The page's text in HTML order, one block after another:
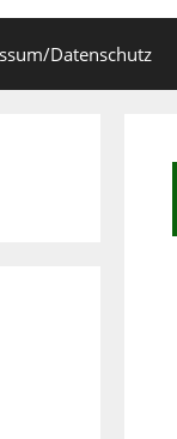
Datenschutz